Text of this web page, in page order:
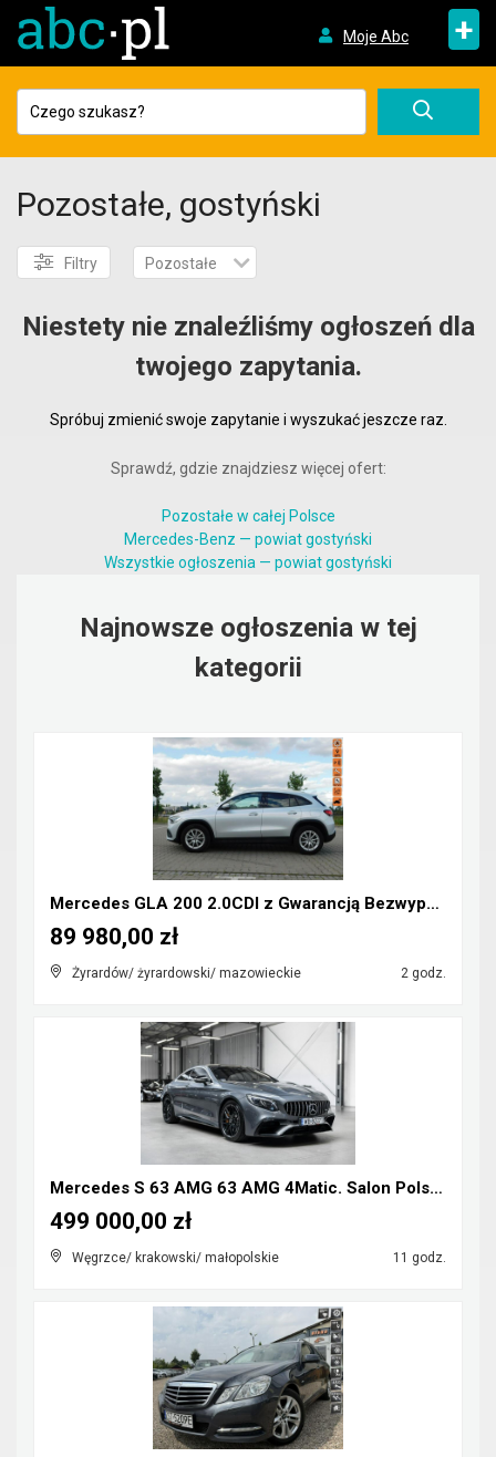
Moje Abc +
Pozostałe, gostyński
Filtry Pozostałe
Niestety nie znaleźliśmy ogłoszeń dla
twojego zapytania.
Spróbuj zmienić swoje zapytanie i wyszukać jeszcze raz.
Sprawdź, gdzie znajdziesz więcej ofert:
Pozostałe w całej Polsce
Mercedes-Benz — powiat gostyński
Wszystkie ogłoszenia — powiat gostyński
Najnowsze ogłoszenia w tej
kategorii
Mercedes GLA 200 2.0CDI z Gwarancją Bezwypadkowy
Żyrardów/ żyrardowski/ mazowieckie 2 godz.
89 980,00 zł
Mercedes S 63 AMG 63 AMG 4Matic. Salon Polska. Lif...
Węgrzce/ krakowski/ małopolskie 11 godz.
499 000,00 zł